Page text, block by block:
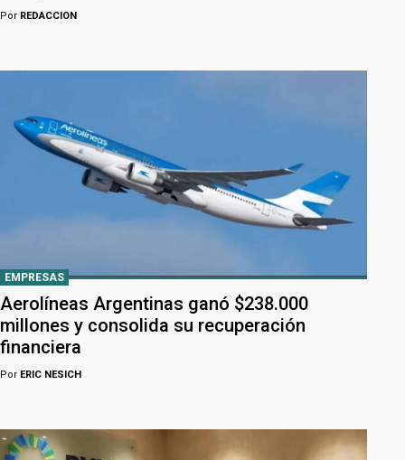
Por REDACCION
EMPRESAS
Aerolíneas Argentinas ganó $238.000
millones y consolida su recuperación
financiera
Por ERIC NESICH